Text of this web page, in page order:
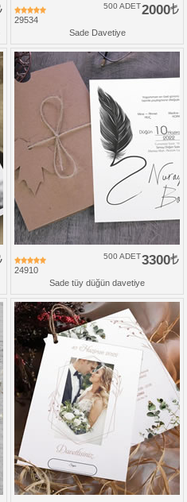
29534
2000
500 ADET
Sade Davetiye
24910
3300
500 ADET
Sade tüy düğün davetiye